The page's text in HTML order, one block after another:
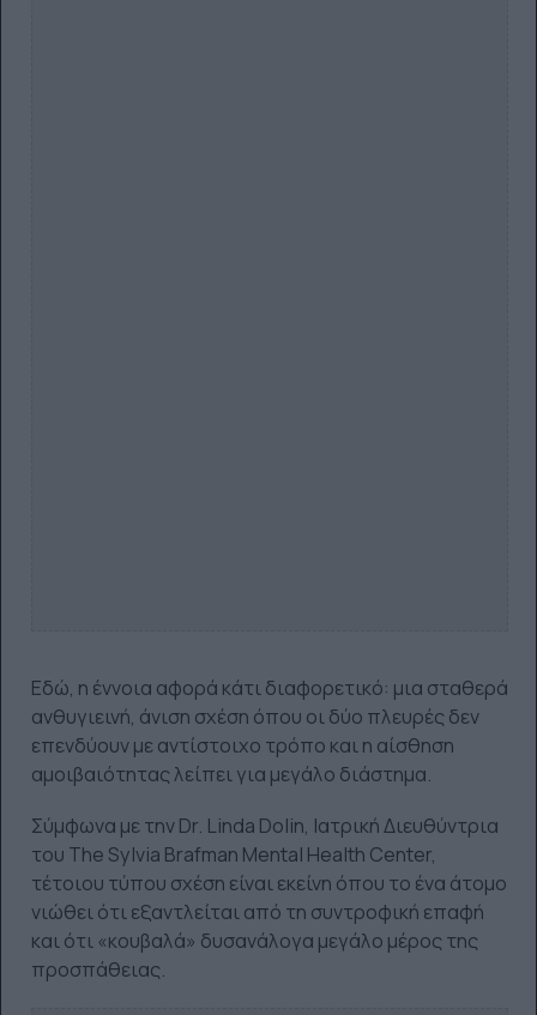
Εδώ, η έννοια αφορά κάτι διαφορετικό: μια σταθερά
ανθυγιεινή, άνιση σχέση όπου οι δύο πλευρές δεν
επενδύουν με αντίστοιχο τρόπο και η αίσθηση
αμοιβαιότητας λείπει για μεγάλο διάστημα.
Σύμφωνα με την Dr. Linda Dolin, Ιατρική Διευθύντρια
του The Sylvia Brafman Mental Health Center,
τέτοιου τύπου σχέση είναι εκείνη όπου το ένα άτομο
νιώθει ότι εξαντλείται από τη συντροφική επαφή
και ότι «κουβαλά» δυσανάλογα μεγάλο μέρος της
προσπάθειας.